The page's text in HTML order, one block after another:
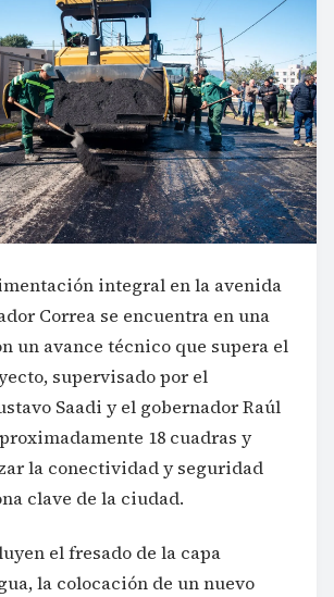
integral en la avenida
Correa se encuentra en una
un avance técnico que supera el
supervisado por el
Saadi y el gobernador Raúl
18 cuadras y
la conectividad y seguridad
clave de la ciudad.
el fresado de la capa
la colocación de un nuevo